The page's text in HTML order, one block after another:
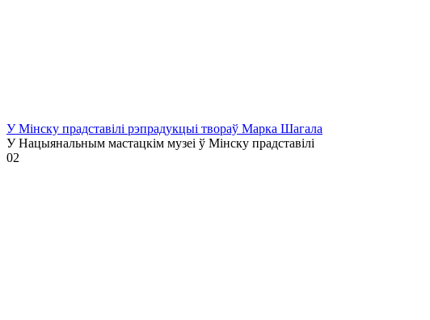
У Мінску прадставілі рэпрадукцыі твораў Марка Шагала
У Нацыянальным мастацкім музеі ў Мінску прадставілі
02